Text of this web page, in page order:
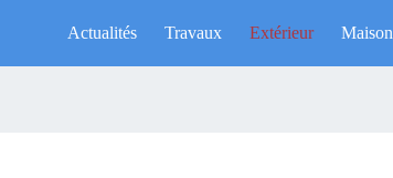
Actualités Travaux Extérieur Maison